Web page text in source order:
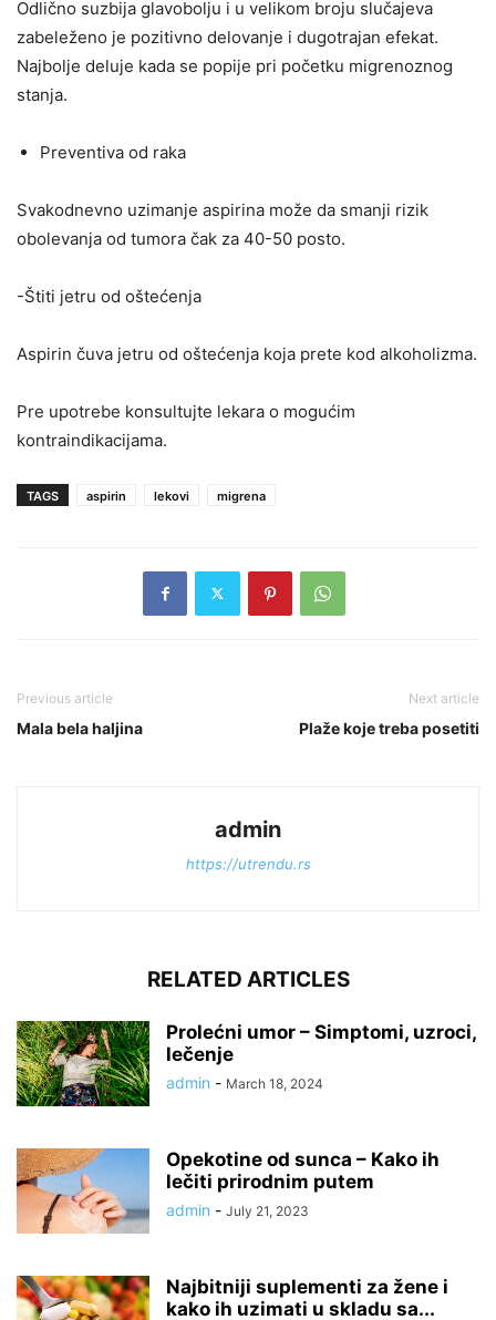
Odlično suzbija glavobolju i u velikom broju slučajeva
zabeleženo je pozitivno delovanje i dugotrajan efekat.
Najbolje deluje kada se popije pri početku migrenoznog
stanja.
Preventiva od raka
Svakodnevno uzimanje aspirina može da smanji rizik
obolevanja od tumora čak za 40-50 posto.
-Štiti jetru od oštećenja
Aspirin čuva jetru od oštećenja koja prete kod alkoholizma.
Pre upotrebe konsultujte lekara o mogućim
kontraindikacijama.
TAGS aspirin lekovi migrena
Previous article
Mala bela haljina
Next article
Plaže koje treba posetiti
admin
https://utrendu.rs
RELATED ARTICLES
Prolećni umor – Simptomi, uzroci,
lečenje
admin - March 18, 2024
Opekotine od sunca – Kako ih
lečiti prirodnim putem
admin - July 21, 2023
Najbitniji suplementi za žene i
kako ih uzimati u skladu sa...